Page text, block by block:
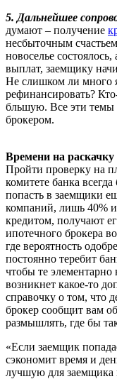
5. Дальнейшее
думают – получение
несбыточным
новоселье
выплат, заемщику
Не слишком ли много
рефинансировать?
бльшую. Все эти темы
брокером.
Времени на
Пройти проверку на
комитете банка
попасть в заемщики
компаний, лишь 40%
кредитом, получают
ипотечного брокера
где вероятность
постоянно теребит
чтобы те
возникнет какое-то
справочку о том, что
брокер сообщит вам
размышлять, где бы
«Если заемщик
сэкономит время и
лучшую для заемщика